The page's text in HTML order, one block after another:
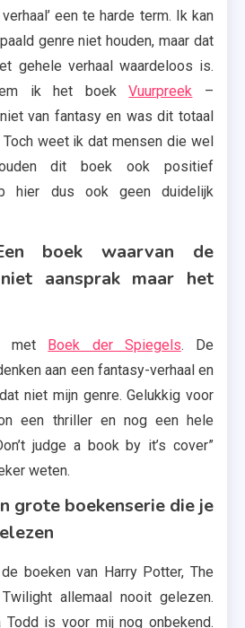
een te harde term. Ik kan
genre niet houden, maar dat
gehele verhaal waardeloos is.
ik het boekVuurpreek –
van fantasy en was dit totaal
weet ik dat mensen die wel
dit boek ook positief
hier dus ook geen duidelijk
boek waarvan de
aansprak maar het
met Boek der Spiegels. De
aan een fantasy-verhaal en
niet mijn genre. Gelukkig voor
een thriller en nog een hele
judge a book by it’s cover”
weten.
grote boekenserie die je
boeken van Harry Potter, The
allemaal nooit gelezen.
Todd is voor mij nog onbekend.